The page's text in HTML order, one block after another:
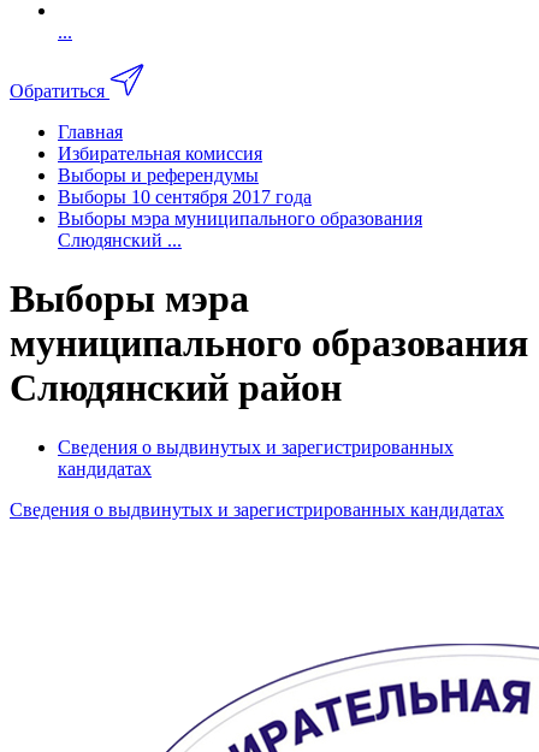
...
Обратиться
Главная
Избирательная комиссия
Выборы и референдумы
Выборы 10 сентября 2017 года
Выборы мэра муниципального образования
Слюдянский ...
Выборы мэра
муниципального образования
Слюдянский район
Сведения о выдвинутых и зарегистрированных
кандидатах
Сведения о выдвинутых и зарегистрированных кандидатах